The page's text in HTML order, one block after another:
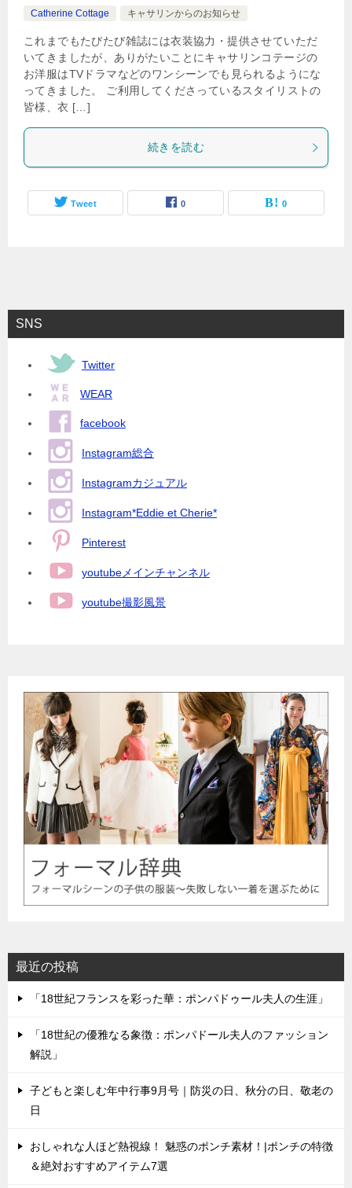
Catherine Cottage
キャサリンからのお知らせ
これまでもたびたび雑誌には衣装協力・提供させていただ
いてきましたが、ありがたいことにキャサリンコテージの
お洋服はTVドラマなどのワンシーンでも見られるようにな
ってきました。 ご利用してくださっているスタイリストの
皆様、衣 […]
続きを読む
Tweet 0 0
SNS
Twitter
WEAR
facebook
Instagram総合
Instagramカジュアル
Instagram*Eddie et Cherie*
Pinterest
youtubeメインチャンネル
youtube撮影風景
最近の投稿
「18世紀フランスを彩った華：ポンパドゥール夫人の生涯」
「18世紀の優雅なる象徴：ポンパドール夫人のファッション
解説」
子どもと楽しむ年中行事9月号｜防災の日、秋分の日、敬老の
日
おしゃれな人ほど熱視線！ 魅惑のポンチ素材！|ポンチの特徴
＆絶対おすすめアイテム7選